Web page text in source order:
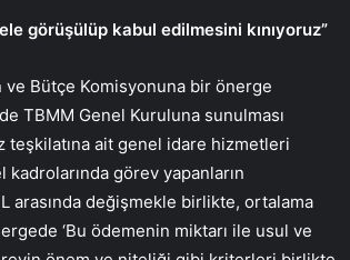
görüşülüp kabul edilmesini kınıyoruz”
ve Bütçe Komisyonuna bir önerge
TBMM Genel Kuruluna sunulması
ait genel idare hizmetleri
görev yapanların
arasında değişmekle birlikte, ortalama
‘Bu ödemenin miktarı ile usul ve